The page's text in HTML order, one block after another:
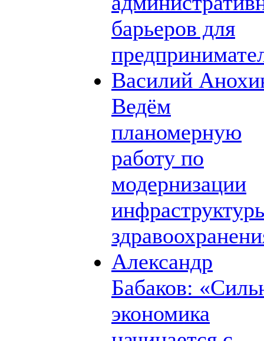
барьеров для
Василий
Ведём
планомерную
работу по
модернизации
Александр
Бабаков:
экономика